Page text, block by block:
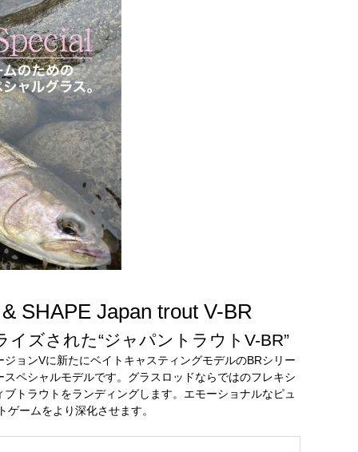
SHAPE Japan trout V-BR
ズされた“ジャパントラウトV-BR”
ョンVに新たにベイトキャスティングモデルのBRシリー
ペシャルモデルです。グラスロッドならではのフレキシ
トラウトをランディングします。エモーショナルなピュ
ームをより深化させます。